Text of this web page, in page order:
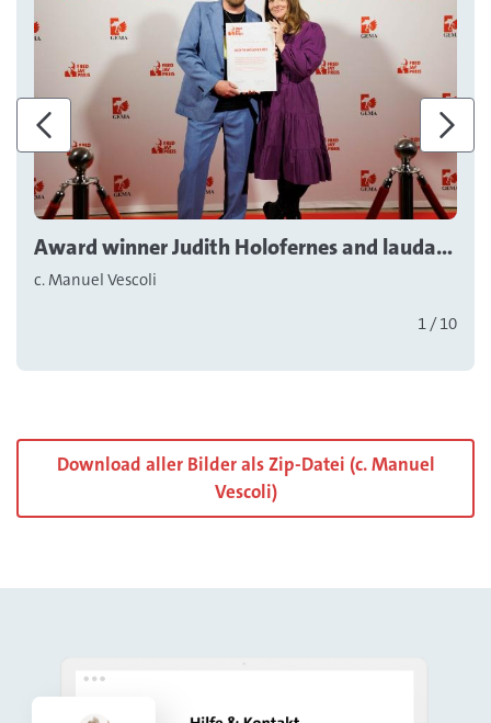
Award winner Judith Holofernes and laudator Francesco Wilking
c. Manuel Vescoli
1 / 10
Zurück
Download aller Bilder als Zip-Datei (c. Manuel
Vescoli)